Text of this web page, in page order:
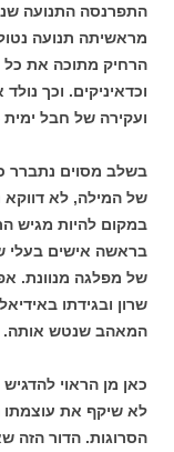
התפרנסה התנועה
מראשיתה תנועה
הרחיק מתוכה את כל
וכדאיניקים. וכך
ועקירה של חבל ימית
בשלב מסוים נתברר
של המילה, לא
במקום להיות מגיש
בראשה אישים בעלי
של מפלגה מנוונת.
שרון ובגידתו
המאהב שנטש אותה.
כאן מן הראוי
לא שיקף את עוצמתו
הסרוגות. הדור הזה